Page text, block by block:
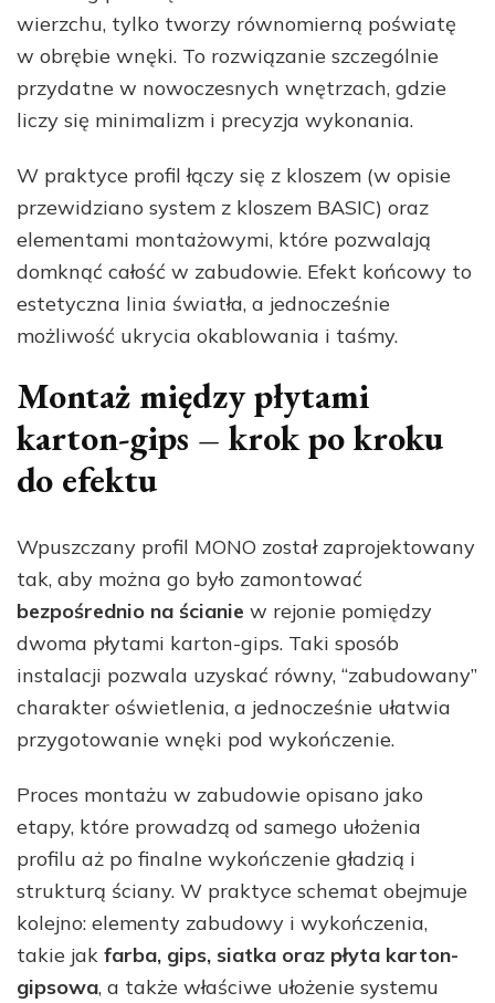
wierzchu, tylko tworzy równomierną poświatę
w obrębie wnęki. To rozwiązanie szczególnie
przydatne w nowoczesnych wnętrzach, gdzie
liczy się minimalizm i precyzja wykonania.
W praktyce profil łączy się z kloszem (w opisie
przewidziano system z kloszem BASIC) oraz
elementami montażowymi, które pozwalają
domknąć całość w zabudowie. Efekt końcowy to
estetyczna linia światła, a jednocześnie
możliwość ukrycia okablowania i taśmy.
Montaż między płytami
karton-gips – krok po kroku
do efektu
Wpuszczany profil MONO został zaprojektowany
tak, aby można go było zamontować
bezpośrednio na ścianie w rejonie pomiędzy
dwoma płytami karton-gips. Taki sposób
instalacji pozwala uzyskać równy, “zabudowany”
charakter oświetlenia, a jednocześnie ułatwia
przygotowanie wnęki pod wykończenie.
Proces montażu w zabudowie opisano jako
etapy, które prowadzą od samego ułożenia
profilu aż po finalne wykończenie gładzią i
strukturą ściany. W praktyce schemat obejmuje
kolejno: elementy zabudowy i wykończenia,
takie jak farba, gips, siatka oraz płyta karton-
gipsowa, a także właściwe ułożenie systemu